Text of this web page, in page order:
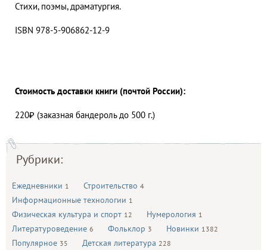
Рубрики:
Ежедневники 1 Строительство 4
Информационные технологии 1
Физическая культура и спорт 12 Нумерология 1
Литературоведение 6 Фольклор 3 Новинки 1382
Популярное 35 Детская литература 228
Стихи, поэмы, драматургия.
ISBN 978-5-906862-12-9
Стоимость доставки книги (почтой России):
220₽ (заказная бандероль до 500 г.)